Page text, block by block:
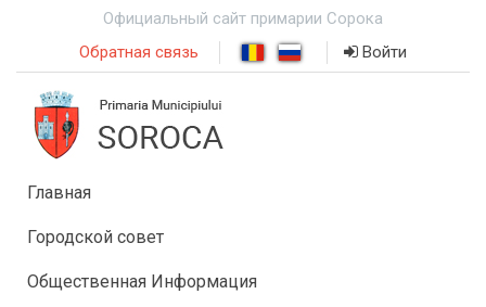
Официальный сайт примарии Сорока
Обратная связь
Войти
Главная
Городской совет
Общественная Информация